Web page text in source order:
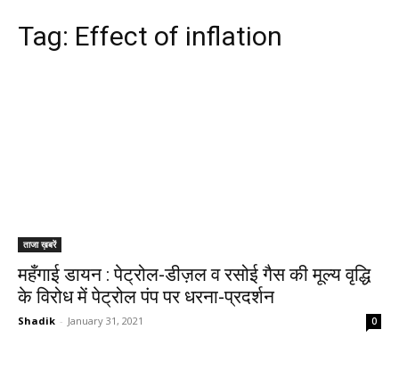
Tag: Effect of inflation
ताजा ख़बरें
महँगाई डायन : पेट्रोल-डीज़ल व रसोई गैस की मूल्य वृद्धि
के विरोध में पेट्रोल पंप पर धरना-प्रदर्शन
Shadik - January 31, 2021 0